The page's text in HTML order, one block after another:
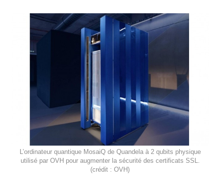
L’ordinateur quantique MosaiQ de Quandela à 2 qubits physique
utilisé par OVH pour augmenter la sécurité des certificats SSL.
(crédit : OVH)